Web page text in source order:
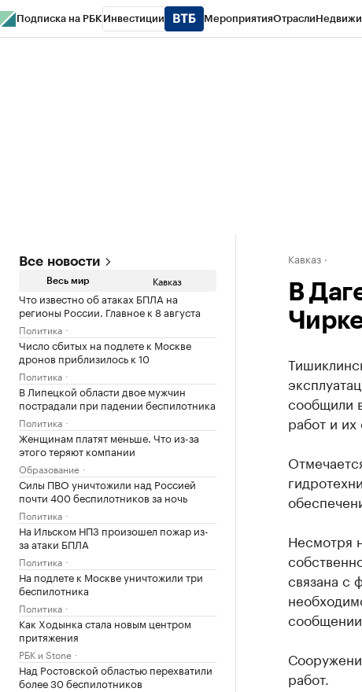
Подписка на РБК Инвестиции МероприятияОтрасли
Все новости
Весь мир Кавказ
Что известно об атаках БПЛА на
регионы России. Главное к 8 августа
Политика
Число сбитых на подлете к Москве
дронов приблизилось к 10
Политика
В Липецкой области двое мужчин
пострадали при падении беспилотника
Политика
Женщинам платят меньше. Что из-за
этого теряют компании
Образование
Силы ПВО уничтожили над Россией
почти 400 беспилотников за ночь
Политика
На Ильском НПЗ произошел пожар из-
за атаки БПЛА
Политика
На подлете к Москве уничтожили три
беспилотника
Политика
Как Ходынка стала новым центром
притяжения
РБК и Stone
Над Ростовской областью перехватили
более 30 беспилотников
Кавказ
В
сообщили
работ и их
Несмотря
связана с
сообщении.
работ.